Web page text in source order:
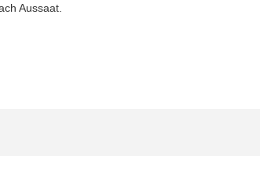
Aussaat.